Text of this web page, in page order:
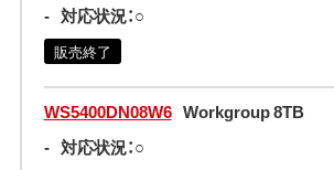
- 対応状況：○
販売終了
WS5400DN08W6 Workgroup 8TB
- 対応状況：○